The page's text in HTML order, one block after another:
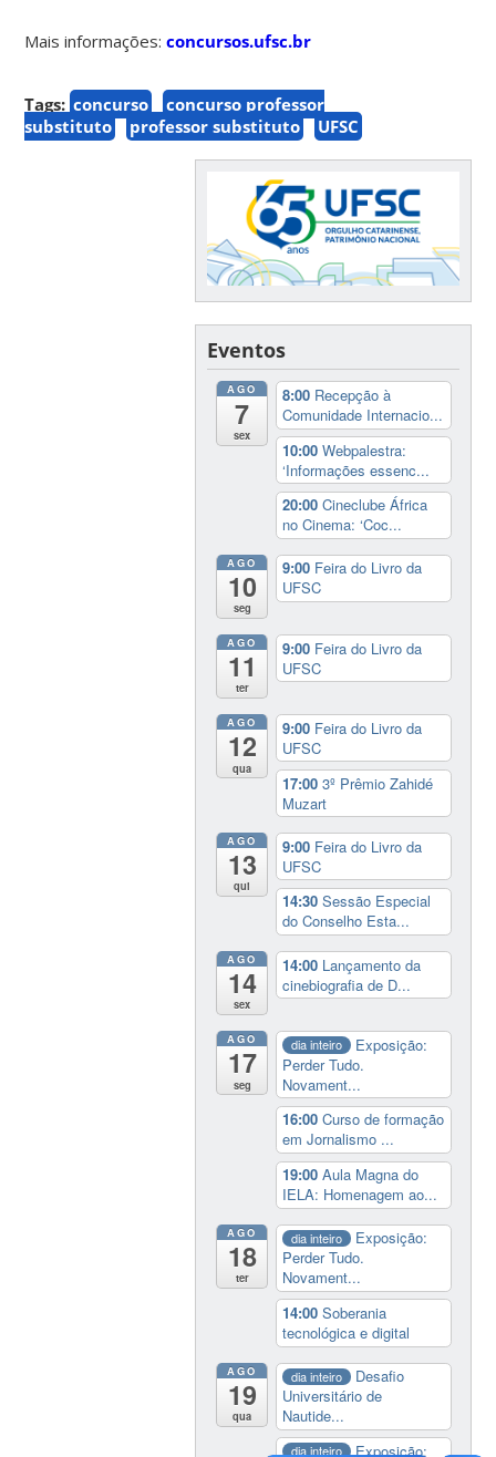
Mais informações:concursos.ufsc.br
Tags: concurso
concurso professor
substituto
professor substituto UFSC
Eventos
AGO
7
sex
8:00 Recepção à
Comunidade Internacio...
10:00Webpalestra:
‘Informações essenc...
20:00Cineclube África
no Cinema: ‘Coc...
AGO
10
seg
9:00 Feira do Livro da
UFSC
AGO
11
ter
9:00 Feira do Livro da
UFSC
AGO
12
qua
9:00 Feira do Livro da
UFSC
17:003º Prêmio Zahidé
Muzart
AGO
13
qui
9:00 Feira do Livro da
UFSC
14:30Sessão Especial
do Conselho Esta...
AGO
14
sex
14:00 Lançamento da
cinebiografia de D...
AGO
17
seg
dia inteiro
Exposição:
Perder Tudo.
Novament...
16:00Curso de formação
em Jornalismo ...
19:00Aula Magna do
IELA: Homenagem ao...
AGO
18
ter
dia inteiro
Exposição:
Perder Tudo.
Novament...
14:00Soberania
tecnológica e digital
AGO
19
qua
dia inteiro
Desafio
Universitário de
Nautide...
dia inteiro Exposição: